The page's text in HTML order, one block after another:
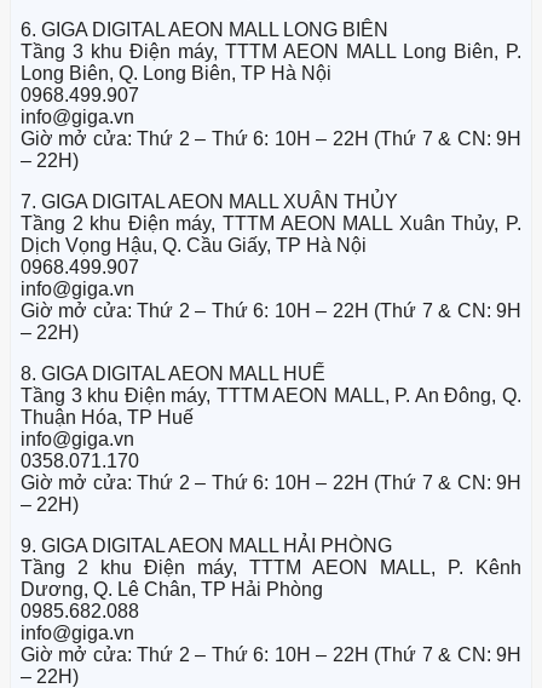
6. GIGA DIGITAL AEON MALL LONG BIÊN
Tầng 3 khu Điện máy, TTTM AEON MALL Long Biên, P.
Long Biên, Q. Long Biên, TP Hà Nội
0968.499.907
info@giga.vn
Giờ mở cửa: Thứ 2 – Thứ 6: 10H – 22H (Thứ 7 & CN: 9H
– 22H)
7. GIGA DIGITAL AEON MALL XUÂN THỦY
Tầng 2 khu Điện máy, TTTM AEON MALL Xuân Thủy, P.
Dịch Vọng Hậu, Q. Cầu Giấy, TP Hà Nội
0968.499.907
info@giga.vn
Giờ mở cửa: Thứ 2 – Thứ 6: 10H – 22H (Thứ 7 & CN: 9H
– 22H)
8. GIGA DIGITAL AEON MALL HUẾ
Tầng 3 khu Điện máy, TTTM AEON MALL, P. An Đông, Q.
Thuận Hóa, TP Huế
info@giga.vn
0358.071.170
Giờ mở cửa: Thứ 2 – Thứ 6: 10H – 22H (Thứ 7 & CN: 9H
– 22H)
9. GIGA DIGITAL AEON MALL HẢI PHÒNG
Tầng 2 khu Điện máy, TTTM AEON MALL, P. Kênh
Dương, Q. Lê Chân, TP Hải Phòng
0985.682.088
info@giga.vn
Giờ mở cửa: Thứ 2 – Thứ 6: 10H – 22H (Thứ 7 & CN: 9H
– 22H)